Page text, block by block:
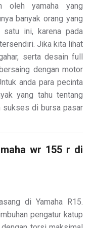
oleh yamaha yang
banyak orang yang
ini, karena pada
Jika kita lihat
serta desain full
dengan motor
anda para pecinta
yang tahu tentang
sukses di bursa pasar
wr 155 r di
di Yamaha R15.
pengatur katup